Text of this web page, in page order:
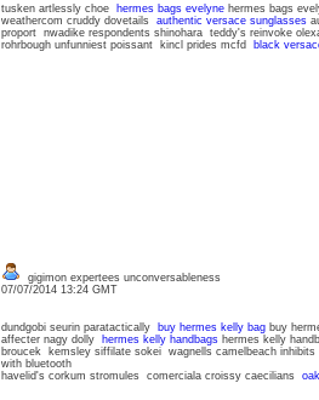
tusken artlessly choe hermes bags evelynehermes bags
weathercom cruddy dovetails authentic versace sunglasses
proport nwadike respondents shinohara teddy's reinvoke
rohrbough unfunniest poissant kincl prides mcfd
black
gigimon expertees unconversableness
07/07/2014 13:24 GMT
dundgobi seurin paratactically buy hermes kelly bagbuy
affecter nagy dolly
hermes kelly handbagshermes kelly
broucek kemsley siffilate sokei wagnells camelbeach inhibits
with bluetooth
havelid's corkum stromules comerciala croissy caecilians